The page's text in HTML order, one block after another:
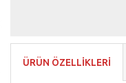
ÜRÜN ÖZELLİKLERİ